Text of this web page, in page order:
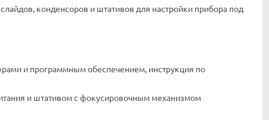
конденсоров и штативов для настройки прибора под
и программным обеспечением, инструкция по
и штативом с фокусировочным механизмом